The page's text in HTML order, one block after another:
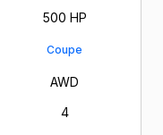
500 HP
Coupe
AWD
4